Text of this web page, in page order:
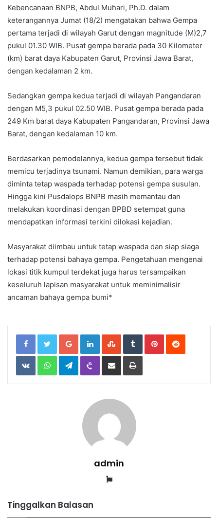
Kebencanaan BNPB, Abdul Muhari, Ph.D. dalam
keterangannya Jumat (18/2) mengatakan bahwa Gempa
pertama terjadi di wilayah Garut dengan magnitude (M)2,7
pukul 01.30 WIB. Pusat gempa berada pada 30 Kilometer
(km) barat daya Kabupaten Garut, Provinsi Jawa Barat,
dengan kedalaman 2 km.
Sedangkan gempa kedua terjadi di wilayah Pangandaran
dengan M5,3 pukul 02.50 WIB. Pusat gempa berada pada
249 Km barat daya Kabupaten Pangandaran, Provinsi Jawa
Barat, dengan kedalaman 10 km.
Berdasarkan pemodelannya, kedua gempa tersebut tidak
memicu terjadinya tsunami. Namun demikian, para warga
diminta tetap waspada terhadap potensi gempa susulan.
Hingga kini Pusdalops BNPB masih memantau dan
melakukan koordinasi dengan BPBD setempat guna
mendapatkan informasi terkini dilokasi kejadian.
Masyarakat diimbau untuk tetap waspada dan siap siaga
terhadap potensi bahaya gempa. Pengetahuan mengenai
lokasi titik kumpul terdekat juga harus tersampaikan
keseluruh lapisan masyarakat untuk meminimalisir
ancaman bahaya gempa bumi*
Google+LinkedInStumbleUpon
TumblrPinterestReddit
VKontakteWhatsAppTelegramViber Share
Email
Print
admin
Website
Tinggalkan Balasan